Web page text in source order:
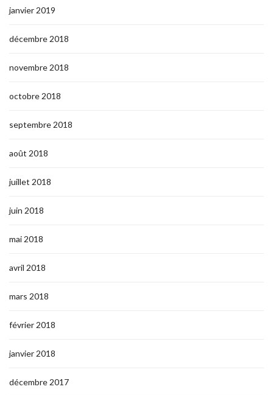
janvier 2019
décembre 2018
novembre 2018
octobre 2018
septembre 2018
août 2018
juillet 2018
juin 2018
mai 2018
avril 2018
mars 2018
février 2018
janvier 2018
décembre 2017